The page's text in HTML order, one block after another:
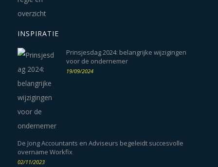
INSPIRATIE
Prinsjesdag 2024: belangrijke wijzigingen
voor de ondernemer
19/09/2024
De Jong Accountants en Adviseurs begeleidt succesvolle
overname Workfix
02/11/2023